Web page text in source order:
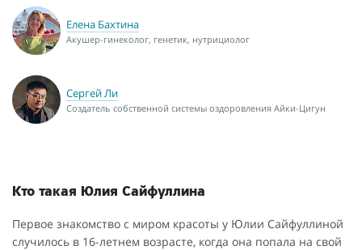
Елена Бахтина
Акушер-гинеколог, генетик, нутрициолог
Сергей Ли
Создатель собственной системы оздоровления Айки-Цигун
Кто такая Юлия Сайфуллина
Первое знакомство с миром красоты у Юлии Сайфуллиной
случилось в 16-летнем возрасте, когда она попала на свой